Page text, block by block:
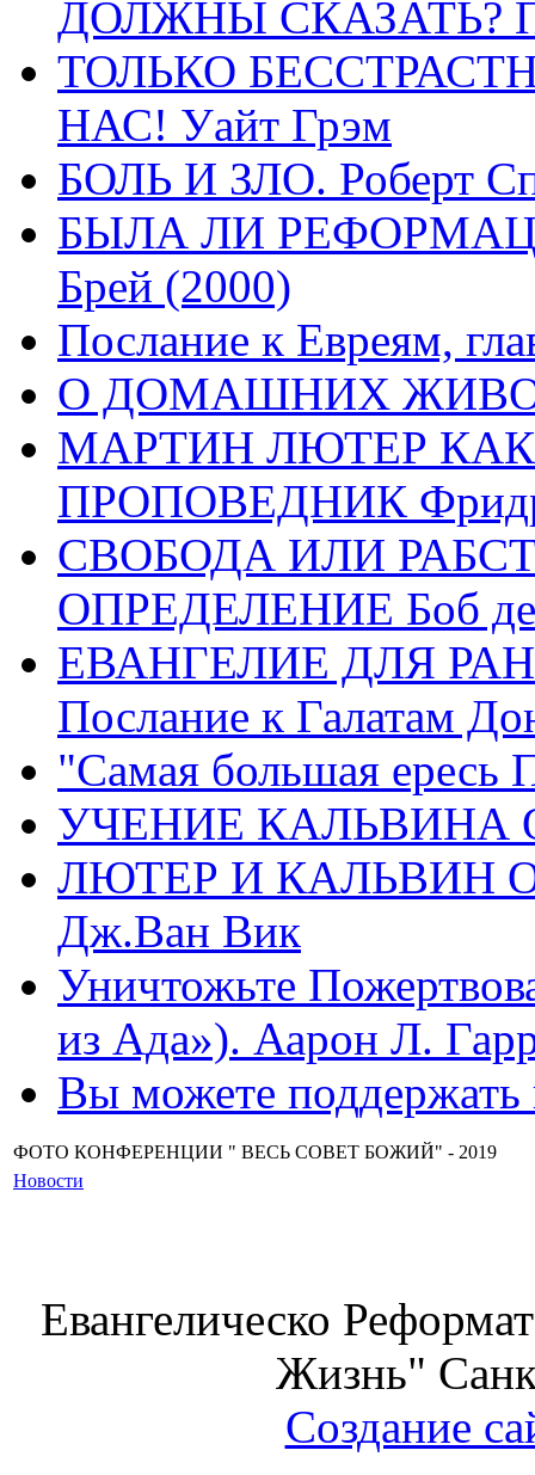
ДОЛЖНЫ СКАЗАТЬ?
ТОЛЬКО
НАС! Уайт Грэм
БОЛЬ И ЗЛО. Роберт
БЫЛА ЛИ
Брей (2000)
Послание к Евреям,
О ДОМАШНИХ
МАРТИН ЛЮТЕР
ПРОПОВЕДНИК
СВОБОДА ИЛИ
ОПРЕДЕЛЕНИЕ Боб де
ЕВАНГЕЛИЕ ДЛЯ
Послание к Галатам
"Самая большая ересь
УЧЕНИЕ КАЛЬВИНА
ЛЮТЕР И КАЛЬВИН
Дж.Ван Вик
Уничтожьте
из Ада»). Аарон Л.
Вы можете
ФОТО КОНФЕРЕНЦИИ " ВЕСЬ СОВЕТ БОЖИЙ" - 2019
Новости
Евангелическо
Жизнь"
Создание